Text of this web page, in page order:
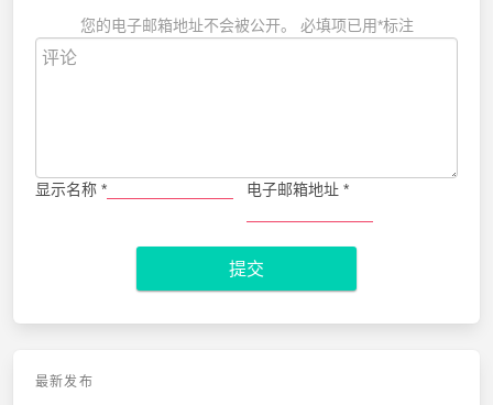
您的电子邮箱地址不会被公开。 必填项已用*标注
显示名称 * 电子邮箱地址 *
提交
最新发布